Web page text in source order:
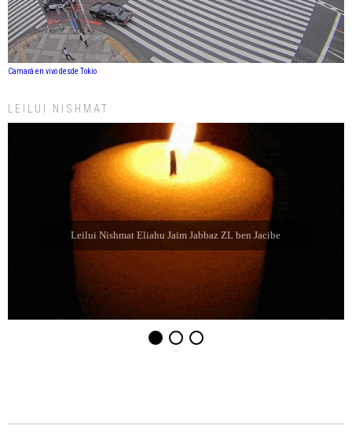
Camará en vivo desde Tokio
LEILUI NISHMAT
Leilui Nishmat Sara bat Farida Chabube ZL